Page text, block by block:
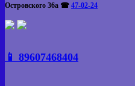
Островского 36а ☎ 47-02-24
📱 89607468404